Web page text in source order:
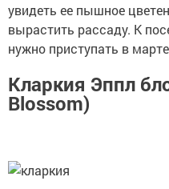
увидеть ее пышное
вырастить рассаду. К
нужно приступать в
Кларкия Эппл
Blossom)